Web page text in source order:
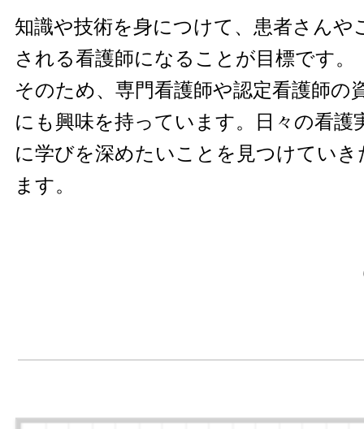
知識や技術を身につけて、患者さんや
される看護師になることが目標です。
そのため、専門看護師や認定看護師の
にも興味を持っています。日々の看護
に学びを深めたいことを見つけてい
ます。